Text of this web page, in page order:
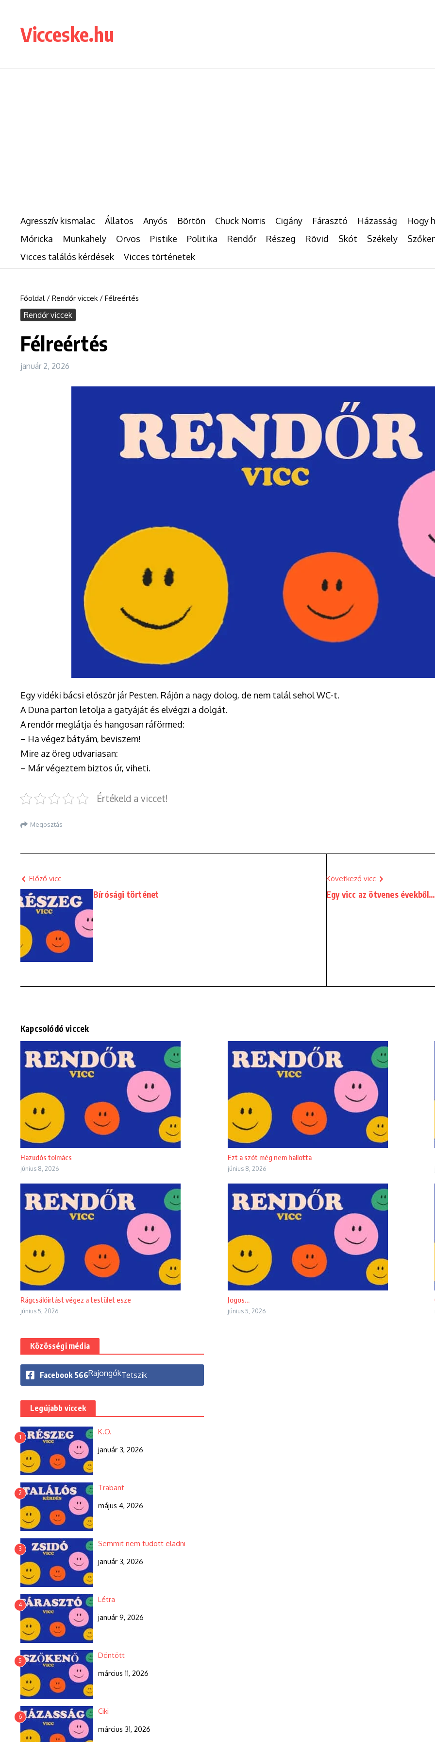
Vicceske.hu
Agresszív kismalac Állatos Anyós Börtön Chuck Norris Cigány Fárasztó Házasság
Hogy
Móricka
Munkahely Orvos Pistike Politika Rendőr Részeg Rövid Skót Székely
Vicces találós kérdések
Vicces történetek
Főoldal/ Rendőr viccek/ Félreértés
Rendőr viccek
Félreértés
január 2, 2026
Egy vidéki bácsi először jár Pesten. Rájön a nagy dolog, de nem talál sehol WC-t.
A Duna parton letolja a gatyáját és elvégzi a dolgát.
A rendőr meglátja és hangosan ráförmed:
– Ha végez bátyám, beviszem!
Mire az öreg udvariasan:
– Már végeztem biztos úr, viheti.
Értékeld a viccet!
Megosztás
Előző vicc
Bírósági történet
Következő vicc
Egy vicc az ötvenes évekből…
Kapcsolódó viccek
Hazudós tolmács
június 8, 2026
Ezt a szót még nem hallotta
június 8, 2026
Rágcsálóirtást végez a testület esze
június 5, 2026
Jogos…
június 5, 2026
Közösségi média
Facebook 566RajongókTetszik
Legújabb viccek
1
K.O.
január 3, 2026
2
Trabant
május 4, 2026
3
Semmit nem tudott eladni
január 3, 2026
4
Létra
január 9, 2026
5
Döntött
március 11, 2026
6
Ciki
március 31, 2026